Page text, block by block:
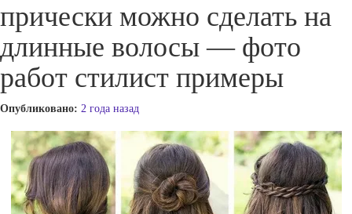
прически можно сделать на
длинные волосы — фото
работ стилист примеры
Опубликовано: 2 года назад